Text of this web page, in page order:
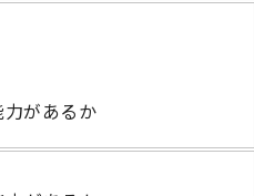
があるか